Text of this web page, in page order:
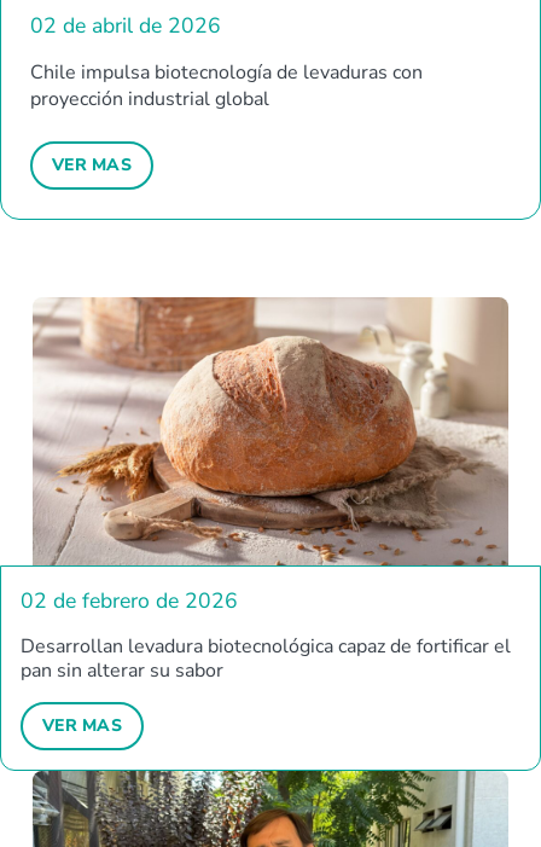
02 de abril de 2026
Chile impulsa biotecnología de levaduras con
proyección industrial global
VER MAS
02 de febrero de 2026
Desarrollan levadura biotecnológica capaz de fortificar el
pan sin alterar su sabor
VER MAS